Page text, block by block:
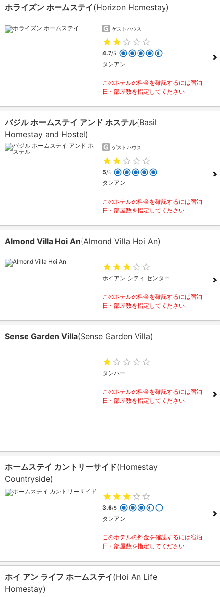
ホライズン ホームステイ(Horizon Homestay)
ゲストハウス
4.7/5
タンアン
このホテルの料金を確認するには宿泊
日・部屋数を指定してください
バジル ホームステイ アンド ホステル(Basil
Homestay and Hostel)
ゲストハウス
5/5
タンアン
このホテルの料金を確認するには宿泊
日・部屋数を指定してください
Almond Villa Hoi An(Almond Villa Hoi An)
ホイアン シティ センター
このホテルの料金を確認するには宿泊
日・部屋数を指定してください
Sense Garden Villa(Sense Garden Villa)
タンハー
このホテルの料金を確認するには宿泊
日・部屋数を指定してください
ホームステイ カントリーサイド(Homestay
Countryside)
3.6/5
タンアン
このホテルの料金を確認するには宿泊
日・部屋数を指定してください
ホイ アン ライフ ホームステイ(Hoi An Life
Homestay)